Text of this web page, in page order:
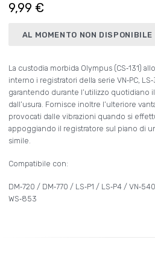
9,99 €
AL MOMENTO NON DISPONIBILE
La custodia morbida Olympus (CS‑131)
interno i registratori della serie VN‑PC,
garantendo durante l’utilizzo quotidiano
dall’usura. Fornisce inoltre l’ulteriore
provocati dalle vibrazioni quando si
appoggiando il registratore sul piano di
simile.
Compatibile con:
DM‑720 / DM‑770 / LS‑P1 / LS‑P4 /
WS‑853